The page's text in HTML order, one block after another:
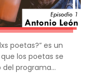
poetas?” es un
los poetas se
programa...